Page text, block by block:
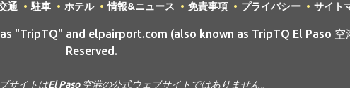
通 駐車 ホテル 情報&ニュース 免責事項 プライバシー サイト
"TripTQ" and elpairport.com (also known as TripTQ El Paso
Reserved.
サイトはEl Paso 空港の公式ウェブサイトではありません。